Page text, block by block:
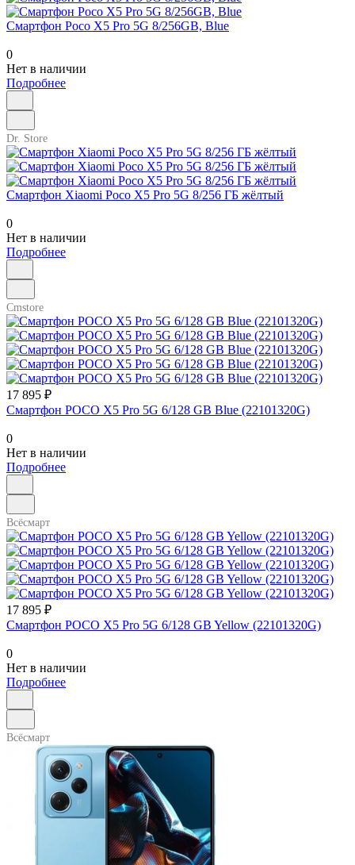
Смартфон Poco X5 Pro 5G 8/256GB, Blue
0
Нет в наличии
Подробнее
Dr. Store
Смартфон Xiaomi Poco X5 Pro 5G 8/256 ГБ жёлтый
0
Нет в наличии
Подробнее
Cmstore
17 895 ₽
Смартфон POCO X5 Pro 5G 6/128 GB Blue (22101320G)
0
Нет в наличии
Подробнее
Всёсмарт
17 895 ₽
Смартфон POCO X5 Pro 5G 6/128 GB Yellow (22101320G)
0
Нет в наличии
Подробнее
Всёсмарт